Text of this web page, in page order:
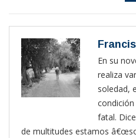
En su
realiza
soledad,
fatal.
de multitudes estamos